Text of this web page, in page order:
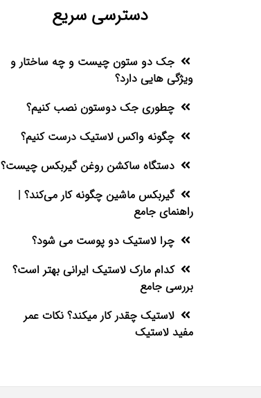
دسترسی سریع
جک دو ستون چیست و چه ساختار و
ویژگی هایی دارد؟
چطوری جک دوستون نصب کنیم؟
چگونه واکس لاستیک درست کنیم؟
دستگاه ساکشن روغن گیربکس چیست؟
گیربکس ماشین چگونه کار می‌کند؟ |
راهنمای جامع
چرا لاستیک دو پوست می شود؟
کدام مارک لاستیک ایرانی بهتر است؟
بررسی جامع
لاستیک چقدر کار میکند؟ نکات عمر
مفید لاستیک